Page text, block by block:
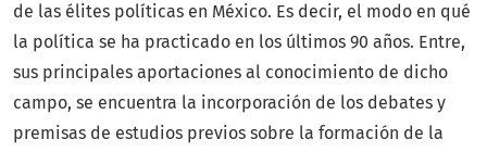
de las élites políticas en México. Es decir, el modo en qué
la política se ha practicado en los últimos 90 años. Entre,
sus principales aportaciones al conocimiento de dicho
campo, se encuentra la incorporación de los debates y
premisas de estudios previos sobre la formación de la